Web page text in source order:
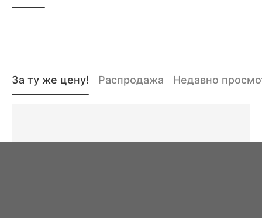
За ту же цену! Распродажа Недавно